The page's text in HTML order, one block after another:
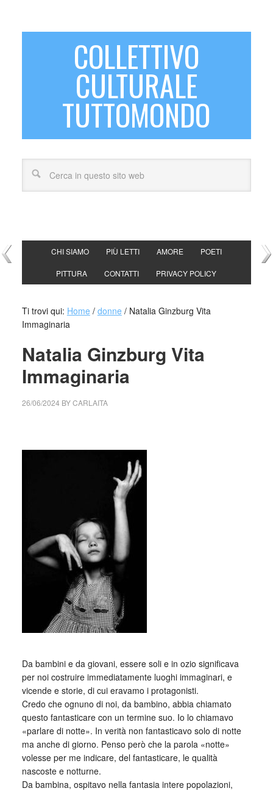
COLLETTIVO
CULTURALE
TUTTOMONDO
CHI SIAMO PIÙ LETTI AMORE POETI
PITTURA CONTATTI PRIVACY POLICY
Ti trovi qui: Home / donne /Natalia Ginzburg Vita
Immaginaria
Natalia Ginzburg Vita
Immaginaria
26/06/2024 BYCARLAITA
Da bambini e da giovani, essere soli e in ozio significava
per noi costruire immediatamente luoghi immaginari, e
vicende e storie, di cui eravamo i protagonisti.
Credo che ognuno di noi, da bambino, abbia chiamato
questo fantasticare con un termine suo. Io lo chiamavo
«parlare di notte». In verità non fantasticavo solo di notte
ma anche di giorno. Penso però che la parola «notte»
volesse per me indicare, del fantasticare, le qualità
nascoste e notturne.
Da bambina, ospitavo nella fantasia intere popolazioni,